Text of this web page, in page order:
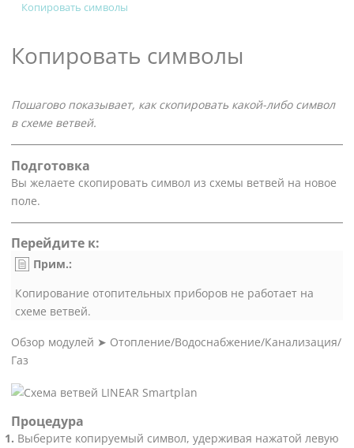
Копировать символы
Копировать символы
Пошагово показывает, как скопировать какой-либо символ
в схеме ветвей.
Подготовка
Вы желаете скопировать символ из схемы ветвей на новое
поле.
Перейдите к:
Прим.:
Копирование отопительных приборов не работает на
схеме ветвей.
Обзор модулей ➤ Отопление/Водоснабжение/Канализация/
Газ
Процедура
Выберите копируемый символ, удерживая нажатой левую